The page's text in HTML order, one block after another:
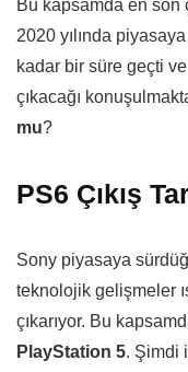
Bu kapsamda en son
2020 yılında
kadar bir süre geçti
çıkacağı
mu?
PS6 Çıkış
Sony piyasaya
teknolojik gelişmeler
çıkarıyor. Bu
PlayStation 5. Şimdi